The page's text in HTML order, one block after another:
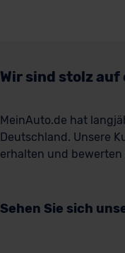
Wir sind stolz
MeinAuto.de hat
Deutschland. Unsere
erhalten und
Sehen Sie sich